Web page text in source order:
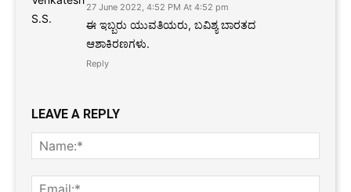
27 June 2022, 4:52 PM At 4:52 pm
ಈ ಇಬ್ಬರು ಯುವತಿಯರು, ಬವಿಶ್ಯ ಬಾರತದ
ಆಶಾಕಿರಣಗಳು.
Reply
LEAVE A REPLY